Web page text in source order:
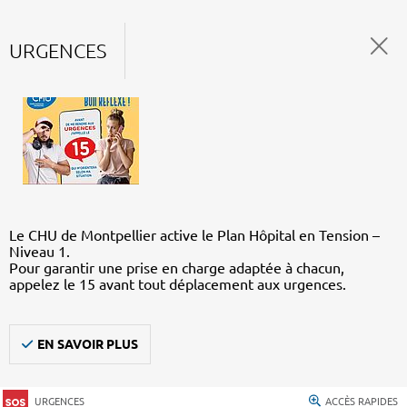
URGENCES
Le CHU de Montpellier active le Plan Hôpital en Tension –
Niveau 1.
Pour garantir une prise en charge adaptée à chacun,
appelez le 15 avant tout déplacement aux urgences.
EN SAVOIR PLUS
URGENCES ACCÈS RAPIDES